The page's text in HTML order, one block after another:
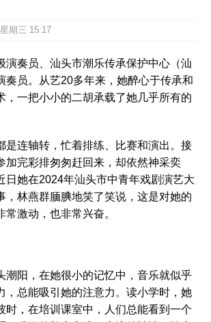
期三 15:17
演奏员、汕头市潮乐传承保护中心（汕
奏员。从艺20多年来，她醉心于传承和
，一把小小的二胡承载了她几乎所有的
是连轴转，忙着排练、比赛和演出。接
加完彩排匆匆赶回来，却依然神采奕
日她在2024年汕头市中青年戏剧演艺大
，林燕群腼腆地笑了笑说，这是对她的
激动，也非常兴奋。
潮阳，在她很小的记忆中，音乐就似乎
，总能吸引她的注意力。读小学时，她
时，在培训课室中，人们总能看到一个